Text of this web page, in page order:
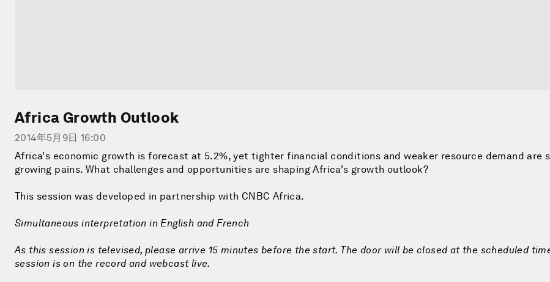
Africa Growth Outlook
2014年5月9日 16:00
Africa's economic growth is forecast at 5.2%, yet tighter financial conditions and weaker resource demand are
growing pains. What challenges and opportunities are shaping Africa's growth outlook?
This session was developed in partnership with CNBC Africa.
Simultaneous interpretation in English and French
As this session is televised, please arrive 15 minutes before the start. The door will be closed at the scheduled
session is on the record and webcast live.